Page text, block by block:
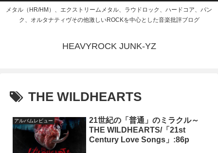
メタル（HR/HM）、エクストリームメタル、ラウドロック、ハードコア、パン
ク、オルタナティヴその他激しいROCKを中心とした音楽批評ブログ
HEAVYROCK JUNK-YZ
THE WILDHEARTS
アルバムレビュー
21世紀の「普通」のミラクル～
THE WILDHEARTS/「21st
Century Love Songs」:86p